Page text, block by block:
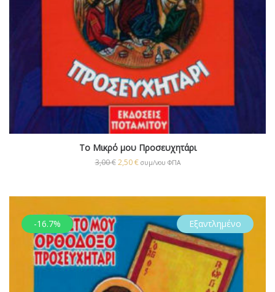
Το Μικρό μου Προσευχητάρι
3,00€ 2,50€ συμ/νου ΦΠΑ
-16.7% Εξαντλημένο